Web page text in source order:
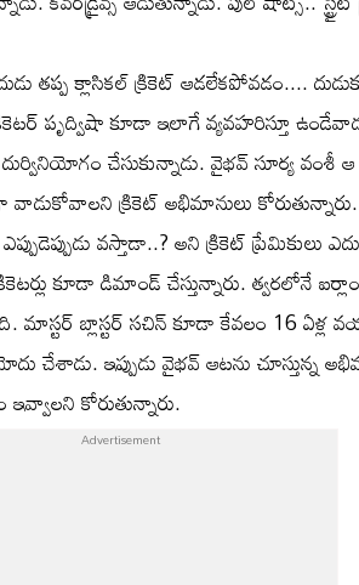
తప్ప క్లాసికల్ క్రికెట్ ఆడలేకపోవడం....
పృద్విషా కూడా ఇలాగే వ్యవహరిస్తూ
చేసుకున్నాడు. వైభవ్ సూర్య
వాడుకోవాలని క్రికెట్ అభిమానులు
వస్తాడా..? అని క్రికెట్ ప్రేమికులు
కూడా డిమాండ్‌ చేస్తున్నారు. త్వరలోనే
మాస్టర్‌ బ్లాస్టర్‌ సచిన్ కూడా కేవలం 16 ఏళ్ల
చేశాడు. ఇప్పుడు వైభవ్‌ ఆటను చూస్తున్న
కోరుతున్నారు.